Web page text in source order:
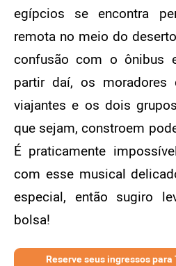
egípcios se encontra
remota no meio do
confusão com o ônibus
partir daí, os
viajantes e os dois
que sejam, constroem
É praticamente
com esse musical
especial, então sugiro
bolsa!
Reserve seus ingressos para